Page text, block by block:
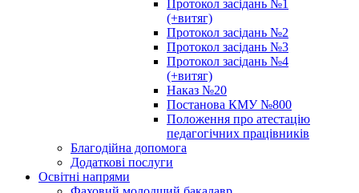
Протокол засідань №1
(+витяг)
Протокол засідань №2
Протокол засідань №3
Протокол засідань №4
(+витяг)
Наказ №20
Постанова КМУ №800
Положення про атестацію
педагогічних працівників
Благодійна допомога
Додаткові послуги
Освітні напрями